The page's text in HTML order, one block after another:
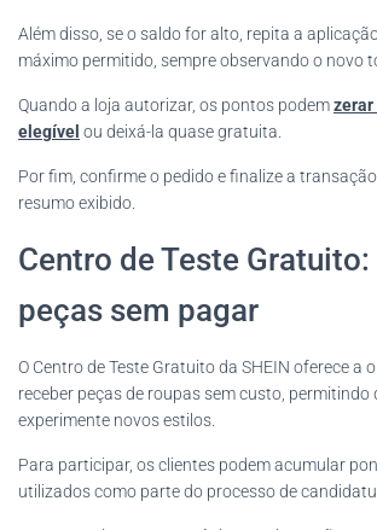
Além disso, se o saldo for alto, repita a
máximo permitido, sempre observando o novo
Quando a loja autorizar, os pontos podemzerar
elegível ou deixá-la quase gratuita.
Por fim, confirme o pedido e finalize a
resumo exibido.
Centro de Teste
peças sem pagar
O Centro de Teste Gratuito da SHEIN oferece a
receber peças de roupas sem custo, permitindo
experimente novos estilos.
Para participar, os clientes podem acumular
utilizados como parte do processo de